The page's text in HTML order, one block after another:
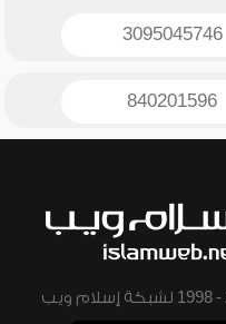
3095045746
840201596